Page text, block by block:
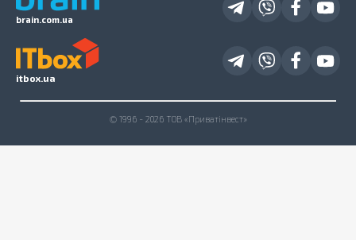
brain.com.ua
itbox.ua
© 1996 - 2026 ТОВ «Приватінвест»